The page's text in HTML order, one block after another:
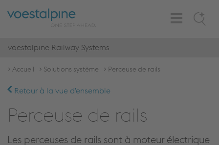
Search
Toggle
Navigation
voestalpine Railway Systems
Accueil Solutions système Perceuse de rails
Retour à la vue d'ensemble
Perceuse de rails
Les perceuses de rails sont à moteur électrique